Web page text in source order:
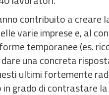
contribuito a creare
varie imprese e, al
temporanee (es.
una concreta
ultimi fortemente
in grado di contrastare